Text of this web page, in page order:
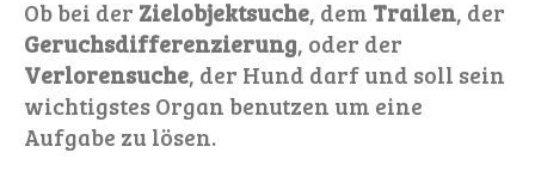
Ob bei der Zielobjektsuche, dem Trailen, der
Geruchsdifferenzierung, oder der
Verlorensuche, der Hund darf und soll sein
wichtigstes Organ benutzen um eine
Aufgabe zu lösen.